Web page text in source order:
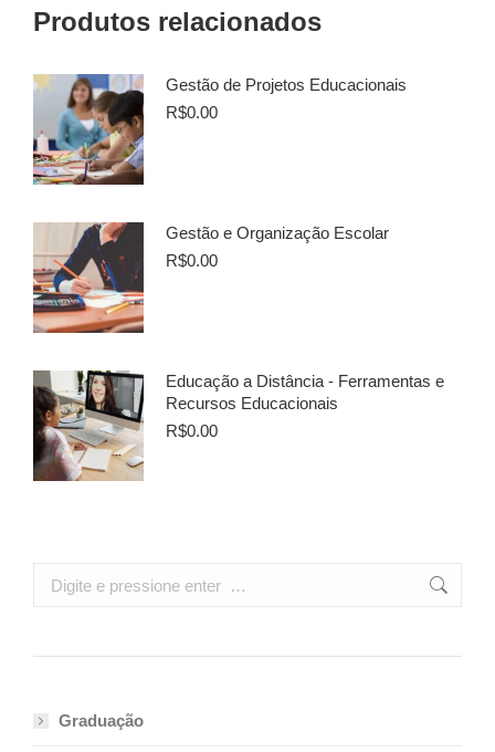
Produtos relacionados
Gestão de Projetos Educacionais
R$0.00
Gestão e Organização Escolar
R$0.00
Educação a Distância - Ferramentas e
Recursos Educacionais
R$0.00
Search:
Graduação